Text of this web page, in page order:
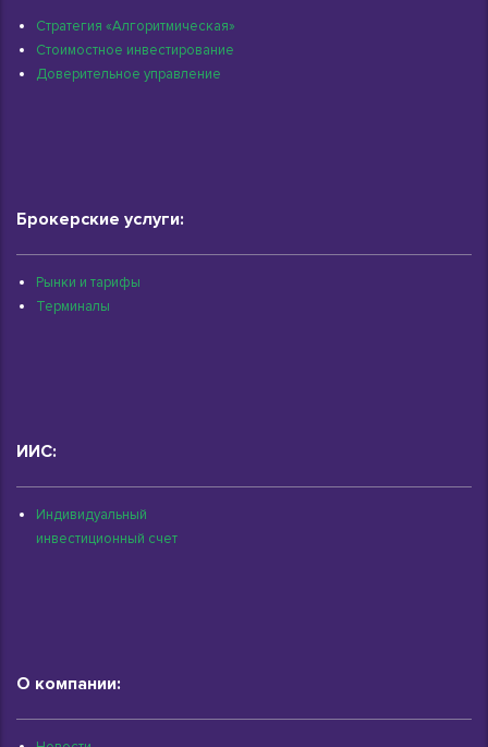
Стратегия «Алгоритмическая»
Стоимостное инвестирование
Доверительное управление
Брокерские услуги:
Рынки и тарифы
Терминалы
ИИС:
Индивидуальный
инвестиционный счет
О компании: